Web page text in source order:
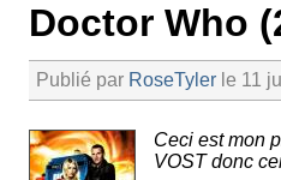
Doctor Who
Publié par RoseTyler le 11
Ceci est mon
VOST donc